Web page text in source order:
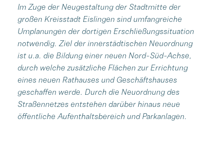
Im Zuge der Neugestaltung der Stadtmitte der
großen Kreisstadt Eislingen sind umfangreiche
Umplanungen der dortigen Erschließungssituation
notwendig. Ziel der innerstädtischen Neuordnung
ist u.a. die Bildung einer neuen Nord-Süd-Achse,
durch welche zusätzliche Flächen zur Errichtung
eines neuen Rathauses und Geschäftshauses
geschaffen werde. Durch die Neuordnung des
Straßennetzes entstehen darüber hinaus neue
öffentliche Aufenthaltsbereich und Parkanlagen.